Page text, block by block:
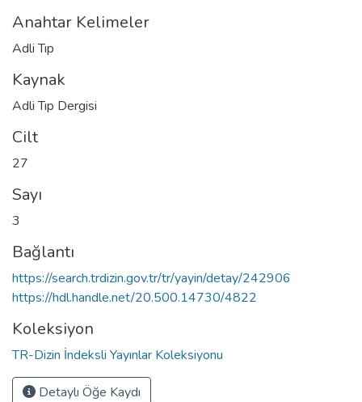
Anahtar Kelimeler
Adli Tıp
Kaynak
Adli Tıp Dergisi
Cilt
27
Sayı
3
Bağlantı
https://search.trdizin.gov.tr/tr/yayin/detay/242906
https://hdl.handle.net/20.500.14730/4822
Koleksiyon
TR-Dizin İndeksli Yayınlar Koleksiyonu
Detaylı Öğe Kaydı